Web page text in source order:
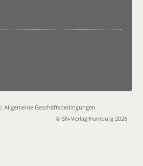
|Allgemeine Geschäftsbedingungen
© SN-Verlag Hamburg 2026